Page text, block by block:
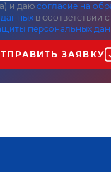
и даю согласие на
в соответствии с
персональных
ЗАЯВКУ